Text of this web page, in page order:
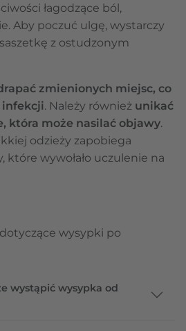
łagodzące ból,
Aby poczuć ulgę, wystarczy
z ostudzonym
zmienionych miejsc, co
infekcji. Należy również unikać
która może nasilać objawy.
odzieży zapobiega
które wywołało uczulenie na
wysypki po
wystąpić wysypka od